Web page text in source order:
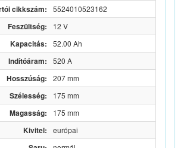
cikkszám: 5524010523162
Feszültség: 12 V
Kapacitás: 52.00 Ah
Indítóáram: 520 A
Hosszúság: 207 mm
Szélesség: 175 mm
Magasság: 175 mm
Kivitel: európai